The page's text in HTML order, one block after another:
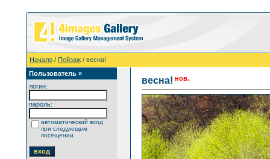
Начало/ Пейзаж/ весна!
Пользователь »
логин:
пароль:
автоматический вход
при следующем
посещении.
весна! нов.